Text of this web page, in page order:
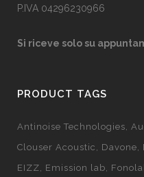
P.IVA 04296230966
Si riceve solo su
PRODUCT TAGS
Antinoise Technologies
Clouser Acoustic
Davone
EIZZ
Emission lab